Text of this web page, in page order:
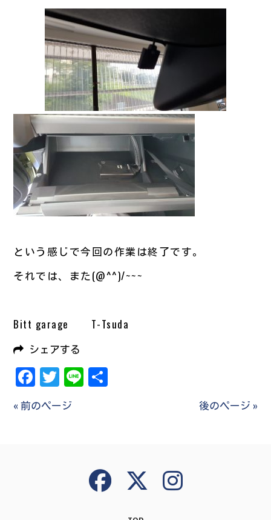
という感じで今回の作業は終了です。
それでは、また(@^^)/~~~
Bitt garage T-Tsuda
シェアする
Facebook
Twitter
Line
« 前のページ 後のページ »